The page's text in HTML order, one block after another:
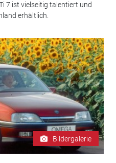
7 ist vielseitig talentiert und
erhältlich.
Bildergalerie